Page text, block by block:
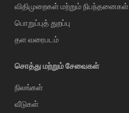
விதிமுறைகள் மற்றும் நிபந்தனைகள்
பொறுப்புத் துறப்பு
தள வரைபடம்
சொத்து மற்றும் சேவைகள்
நிலங்கள்
வீடுகள்